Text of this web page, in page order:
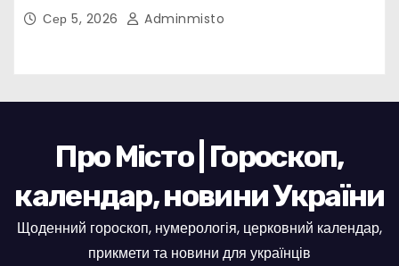
Сер 5, 2026 Adminmisto
Про Місто | Гороскоп,
календар, новини України
Щоденний гороскоп, нумерологія, церковний календар,
прикмети та новини для українців